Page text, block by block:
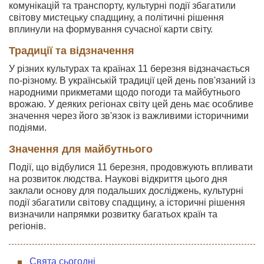
комунікацій та транспорту, культурні події збагатили
світову мистецьку спадщину, а політичні рішення
вплинули на формування сучасної карти світу.
Традиції та відзначення
У різних культурах та країнах 11 березня відзначається
по-різному. В українській традиції цей день пов'язаний із
народними прикметами щодо погоди та майбутнього
врожаю. У деяких регіонах світу цей день має особливе
значення через його зв'язок із важливими історичними
подіями.
Значення для майбутнього
Події, що відбулися 11 березня, продовжують впливати
на розвиток людства. Наукові відкриття цього дня
заклали основу для подальших досліджень, культурні
події збагатили світову спадщину, а історичні рішення
визначили напрямки розвитку багатьох країн та
регіонів.
Свята сьогодні